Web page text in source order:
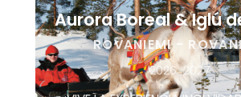
Aurora Boreal & Iglú
ROVANIEMI -
2026-2027